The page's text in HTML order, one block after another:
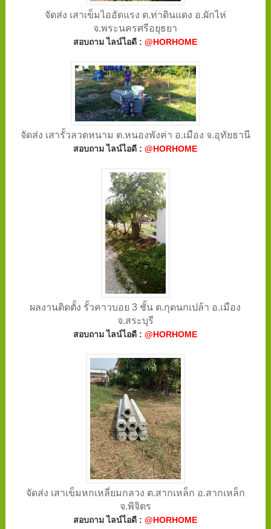
จัดส่ง เสาเข็มไออัดแรง ต.ท่าดินแดง อ.ผักไห่
จ.พระนครศรีอยุธยา
สอบถาม ไลน์ไอดี :@HORHOME
จัดส่ง เสารั้วลวดหนาม ต.หนองพังค่า อ.เมือง จ.อุทัยธานี
สอบถาม ไลน์ไอดี :@HORHOME
ผลงานติดตั้ง รั้วคาวบอย 3 ชั้น ต.กุดนกเปล้า อ.เมือง
จ.สระบุรี
สอบถาม ไลน์ไอดี :@HORHOME
จัดส่ง เสาเข็มหกเหลี่ยมกลวง ต.สากเหล็ก อ.สากเหล็ก
จ.พิจิตร
สอบถาม ไลน์ไอดี :@HORHOME